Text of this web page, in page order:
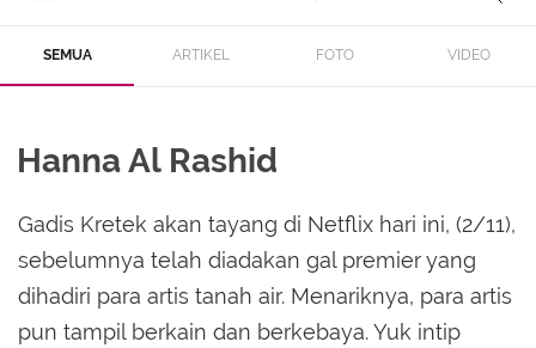
SEMUA ARTIKEL FOTO VIDEO
Hanna Al Rashid
Gadis Kretek akan tayang di Netflix hari ini, (2/11),
sebelumnya telah diadakan gal premier yang
dihadiri para artis tanah air. Menariknya, para artis
pun tampil berkain dan berkebaya. Yuk intip